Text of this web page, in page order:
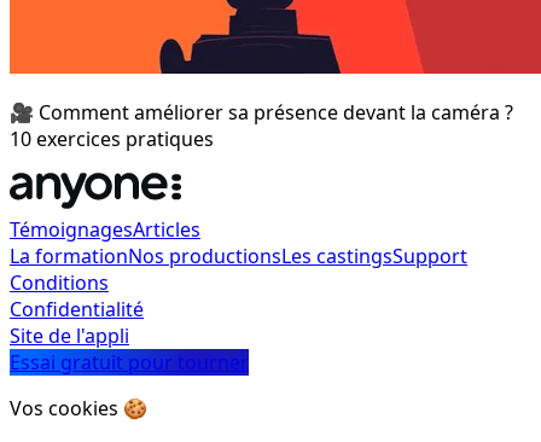
🎥 Comment améliorer sa présence devant la caméra ?
10 exercices pratiques
TémoignagesArticles
La formationNos productionsLes castingsSupport
Conditions
Confidentialité
Site de l'appli
Essai gratuit pour tourner
Vos cookies 🍪